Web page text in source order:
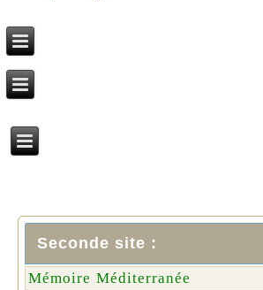
Seconde site :
Mémoire Méditerranée